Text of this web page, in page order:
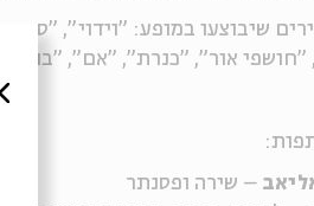
שיבוצעו במופע: "וידוי",
"חושפי אור", "כנרת", "אם", "בוקר
– שירה ופסנתר